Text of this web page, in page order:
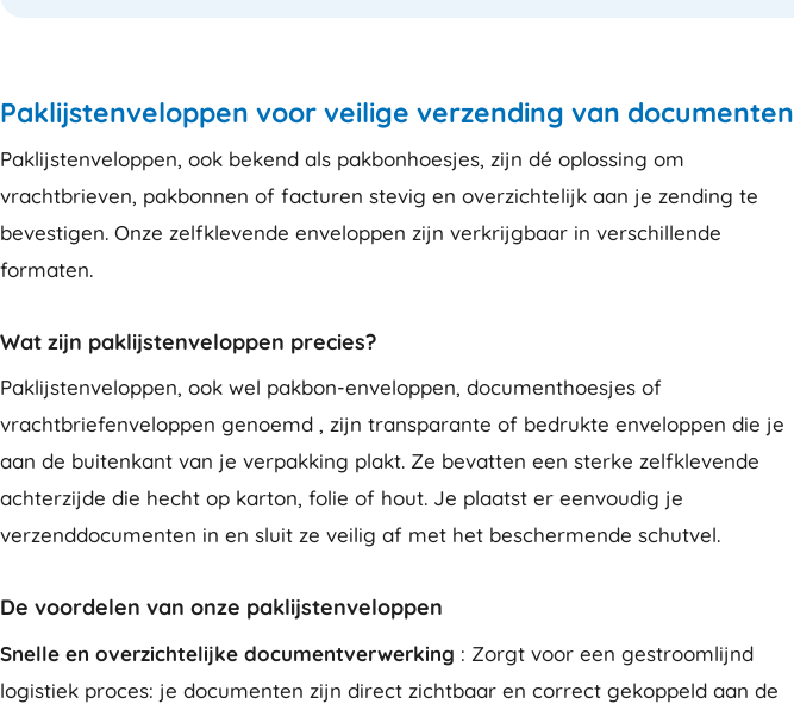
Paklijstenveloppen voor veilige verzending van documenten
Paklijstenveloppen, ook bekend als pakbonhoesjes, zijn dé oplossing om
vrachtbrieven, pakbonnen of facturen stevig en overzichtelijk aan je zending te
bevestigen. Onze zelfklevende enveloppen zijn verkrijgbaar in verschillende
formaten.
Wat zijn paklijstenveloppen precies?
Paklijstenveloppen, ook wel pakbon-enveloppen, documenthoesjes of
vrachtbriefenveloppen genoemd , zijn transparante of bedrukte enveloppen die je
aan de buitenkant van je verpakking plakt. Ze bevatten een sterke zelfklevende
achterzijde die hecht op karton, folie of hout. Je plaatst er eenvoudig je
verzenddocumenten in en sluit ze veilig af met het beschermende schutvel.
De voordelen van onze paklijstenveloppen
Snelle en overzichtelijke documentverwerking : Zorgt voor een gestroomlijnd
logistiek proces: je documenten zijn direct zichtbaar en correct gekoppeld aan de